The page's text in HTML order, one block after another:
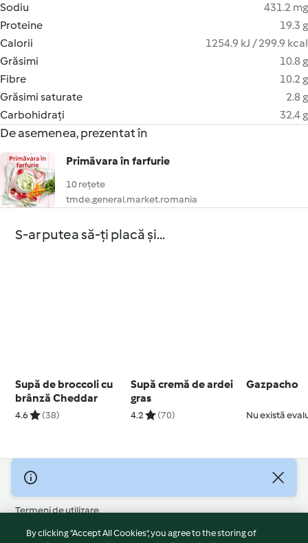
Sodiu
431.2 mg
Proteine
19.3 g
Calorii
1254.9 kJ / 299.9 kcal
Grăsimi
10.8 g
Fibre
10.2 g
Grăsimi saturate
2.8 g
Carbohidrați
32.4 g
De asemenea, prezentat în
Primăvara în farfurie
10 rețete
tmde.general.market.romania
S-ar putea să-ți placă și...
Supă de broccoli cu
brânză Cheddar
4.6 (38)
Supă cremă de ardei
gras
4.2 (70)
Gazpacho
Nu există
© Drepturile de autor 2026
Termeni de utilizare
Politica privind confidențialitatea
By clicking “Accept All Cookies”, you agree to the storing of